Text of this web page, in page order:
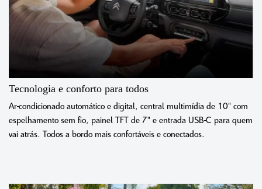
Tecnologia e conforto para todos
Ar-condicionado automático e digital, central multimídia de 10" com
espelhamento sem fio, painel TFT de 7" e entrada USB-C para quem
vai atrás. Todos a bordo mais confortáveis e conectados.